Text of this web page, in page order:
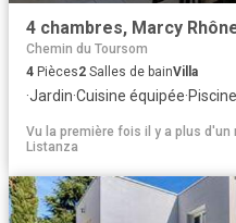
4 chambres, Marcy
Chemin du Toursom
4 Pièces2 Salles de bainVilla
·Jardin·Cuisine équipée·Piscine
Vu la première fois il y a plus d'un
Listanza